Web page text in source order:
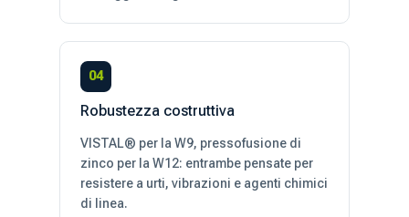
04
Robustezza costruttiva
VISTAL® per la W9, pressofusione di
zinco per la W12: entrambe pensate per
resistere a urti, vibrazioni e agenti chimici
di linea.